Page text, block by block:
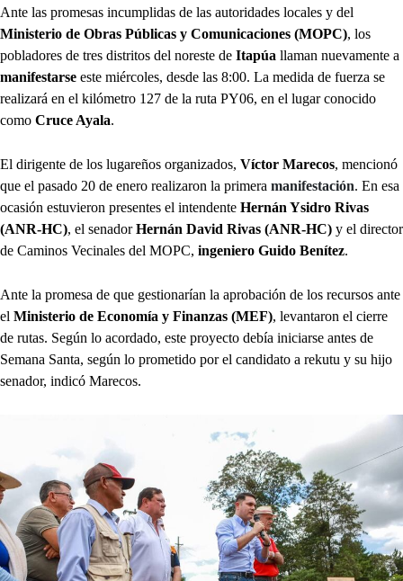
Ante las promesas incumplidas de las autoridades locales y del
Ministerio de Obras Públicas y Comunicaciones (MOPC), los
pobladores de tres distritos del noreste de Itapúa llaman nuevamente a
manifestarse este miércoles, desde las 8:00. La medida de fuerza se
realizará en el kilómetro 127 de la ruta PY06, en el lugar conocido
como Cruce Ayala.
El dirigente de los lugareños organizados, Víctor Marecos, mencionó
que el pasado 20 de enero realizaron la primera manifestación. En esa
ocasión estuvieron presentes el intendente Hernán Ysidro Rivas
(ANR-HC), el senadorHernán David Rivas (ANR-HC) y el director
de Caminos Vecinales del MOPC, ingeniero Guido Benítez.
Ante la promesa de que gestionarían la aprobación de los recursos ante
el Ministerio de Economía y Finanzas (MEF), levantaron el cierre
de rutas. Según lo acordado, este proyecto debía iniciarse antes de
Semana Santa, según lo prometido por el candidato a rekutu y su hijo
senador, indicó Marecos.